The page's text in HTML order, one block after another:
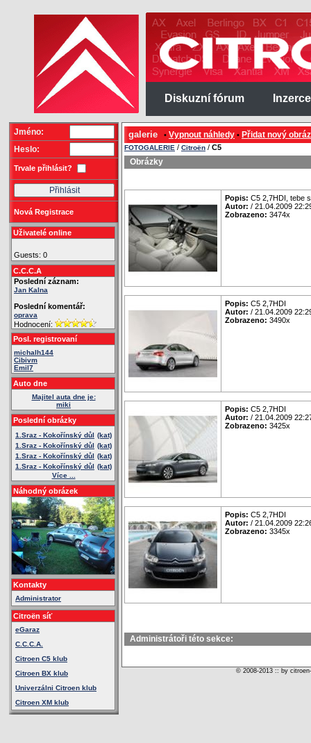
Diskuzní fórum Inzerce
Jméno:
Heslo:
Trvale přihlásit?
Nová Registrace
Uživatelé online
Guests: 0
C.C.C.A
Poslední záznam:
Jan Kalna
Poslední komentář:
oprava
Hodnocení:
Posl. registrovaní
michalh144
Cibivm
Emil7
Auto dne
Majitel auta dne je:
miki
Poslední obrázky
1.Sraz - Kokořínský důl (kat)
1.Sraz - Kokořínský důl (kat)
1.Sraz - Kokořínský důl (kat)
1.Sraz - Kokořínský důl (kat)
Více ...
Náhodný obrázek
Kontakty
Administrator
Citroën síť
eGaraz
C.C.C.A.
Citroen C5 klub
Citroen BX klub
Univerzálni Citroen klub
Citroen XM klub
galerie • Vypnout náhledy • Přidat nový
FOTOGALERIE / Citroën / C5
Obrázky
Popis: C5 2,7HDI, tebe
Autor: / 21.04.2009
Zobrazeno: 3474x
Popis: C5 2,7HDI
Autor: / 21.04.2009
Zobrazeno: 3490x
Popis: C5 2,7HDI
Autor: / 21.04.2009
Zobrazeno: 3425x
Popis: C5 2,7HDI
Autor: / 21.04.2009
Zobrazeno: 3345x
Administrátoři této sekce:
© 2008-2013 :: by